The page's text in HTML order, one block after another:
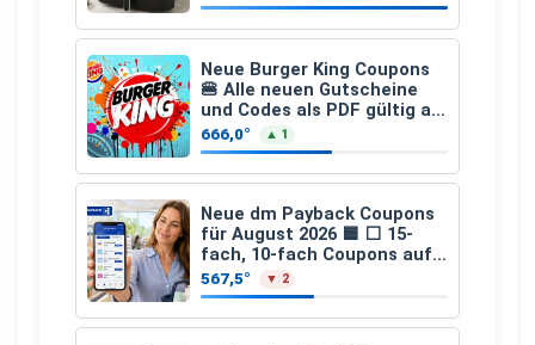
Neue Burger King Coupons
🍔 Alle neuen Gutscheine
und Codes als PDF gültig ab
25.07.2026 bis 04.09.2026
666,0° ▲ 1
Neue dm Payback Coupons
für August 2026 🟦 ⬜ 15-
fach, 10-fach Coupons auf
den gesamten Einkauf ab 2
€
567,5° ▼ 2